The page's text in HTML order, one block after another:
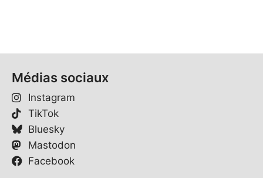
Médias sociaux
Instagram
TikTok
Bluesky
Mastodon
Facebook